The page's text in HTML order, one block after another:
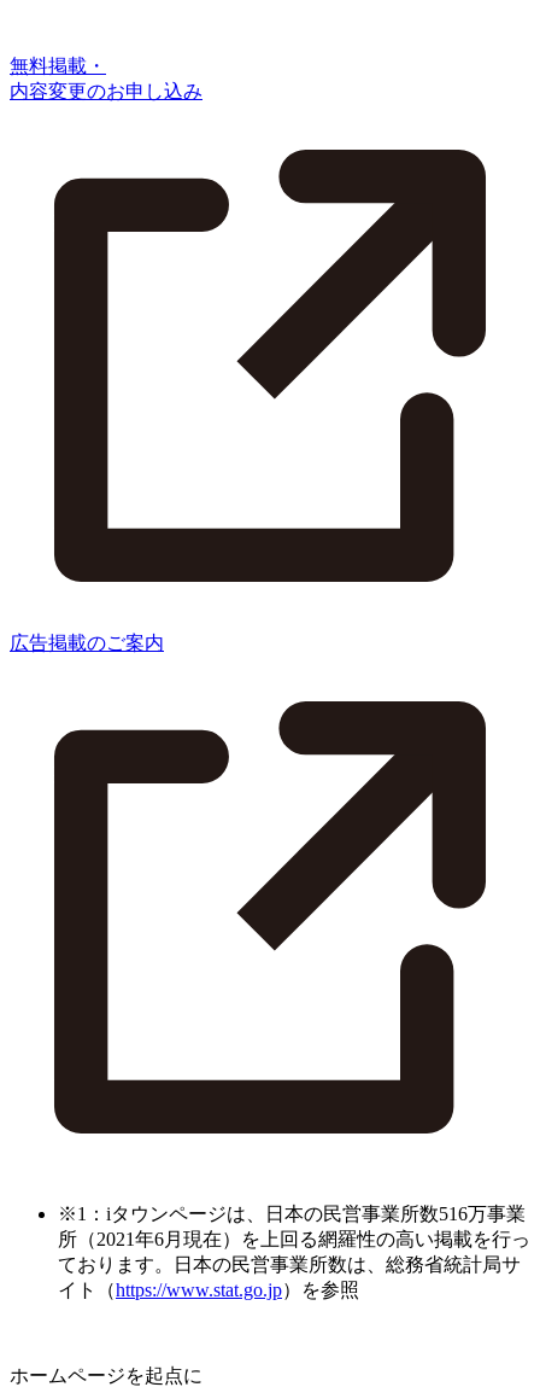
無料掲載・
内容変更のお申し込み
広告掲載のご案内
※1：iタウンページは、日本の民営事業所数516万事業
所（2021年6月現在）を上回る網羅性の高い掲載を行っ
ております。日本の民営事業所数は、総務省統計局サ
イト（https://www.stat.go.jp）を参照
ホームページを起点に